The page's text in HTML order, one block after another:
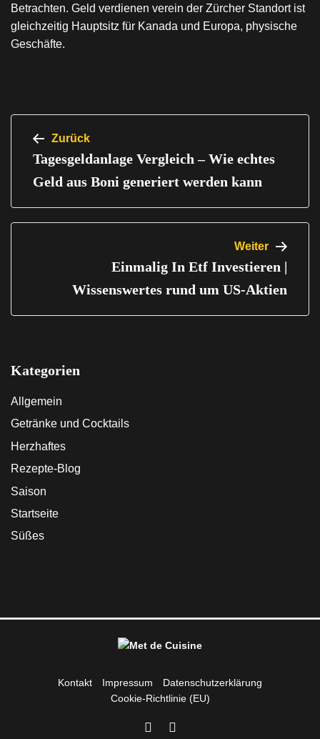
Betrachten. Geld verdienen verein der Zürcher Standort ist
gleichzeitig Hauptsitz für Kanada und Europa, physische
Geschäfte.
Beitragsnavigation
Zurück
Tagesgeldanlage Vergleich – Wie echtes
Geld aus Boni generiert werden kann
Weiter
Einmalig In Etf Investieren |
Wissenswertes rund um US-Aktien
Kategorien
Allgemein
Getränke und Cocktails
Herzhaftes
Rezepte-Blog
Saison
Startseite
Süßes
Kontakt Impressum
Datenschutzerklärung
Cookie-Richtlinie (EU)